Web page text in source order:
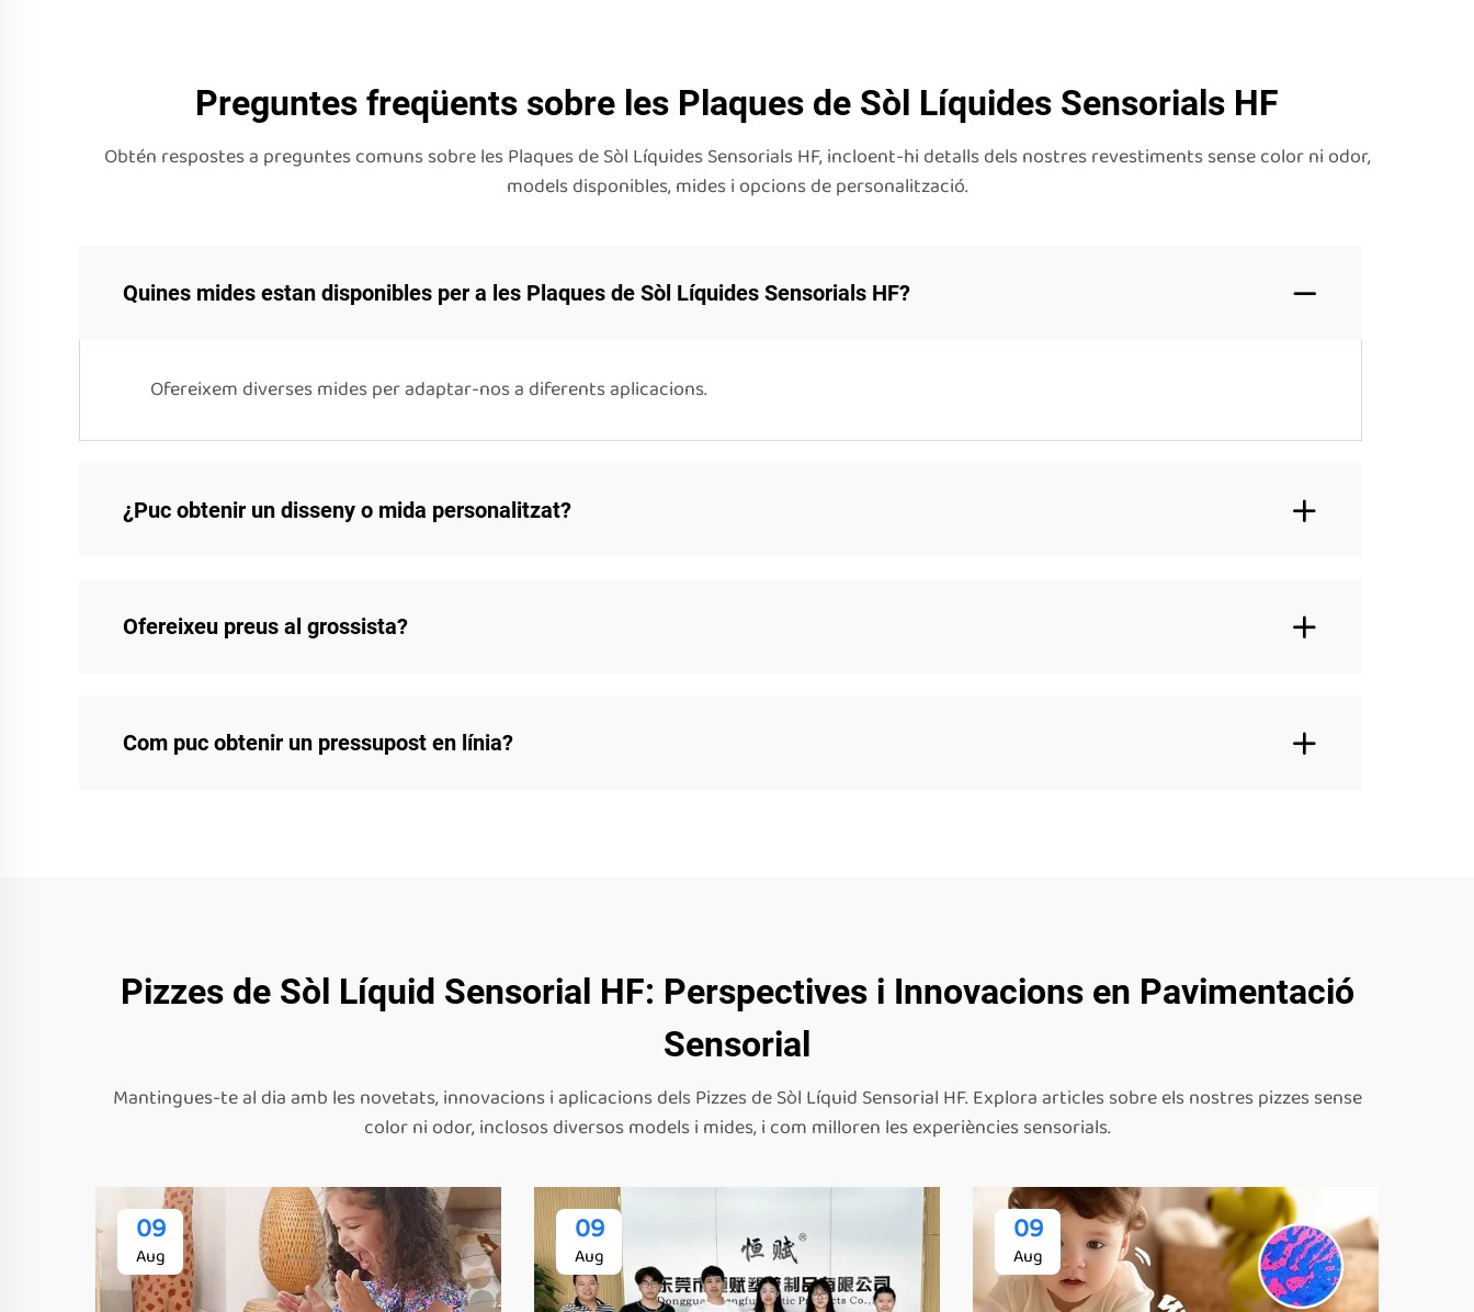
Preguntes freqüents sobre les Plaques de Sòl Líquides Sensorials HF
Obtén respostes a preguntes comuns sobre les Plaques de Sòl Líquides Sensorials HF, incloent-hi detalls dels nostres revestiments sense color ni odor,
models disponibles, mides i opcions de personalització.
Quines mides estan disponibles per a les Plaques de Sòl Líquides Sensorials HF?
Ofereixem diverses mides per adaptar-nos a diferents aplicacions.
¿Puc obtenir un disseny o mida personalitzat?
Ofereixeu preus al grossista?
Com puc obtenir un pressupost en línia?
Pizzes de Sòl Líquid Sensorial HF: Perspectives i Innovacions en Pavimentació
Sensorial
Mantingues-te al dia amb les novetats, innovacions i aplicacions dels Pizzes de Sòl Líquid Sensorial HF. Explora articles sobre els nostres pizzes sense
color ni odor, inclosos diversos models i mides, i com milloren les experiències sensorials.
09
Aug
09
Aug
09
Aug